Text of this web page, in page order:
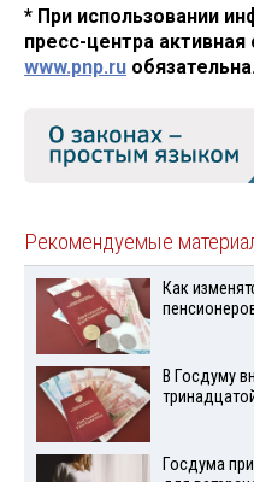
* При использовании
пресс-центра активная
www.pnp.ru обязательна.
Рекомендуемые
Как
В Госдуму
Госдума